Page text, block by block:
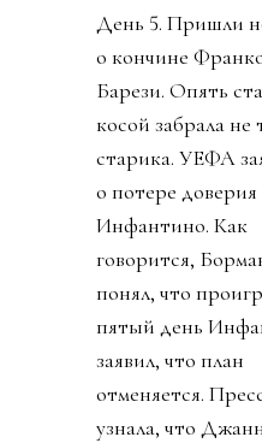
День 5. Пришли
о кончине
Барези. Опять
косой забрала не
старика. УЕФА
о потере доверия
Инфантино. Как
говорится,
понял, что
пятый день
заявил, что план
отменяется.
узнала, что